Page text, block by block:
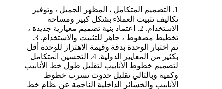
1. التصميم المتكامل ، المظهر الجميل ، وتوفير
تكاليف تثبيت العملاء بشكل كبير ومساحة
الاستخدام. 2. اعتماد بنية تصميم معيارية جديدة ،
تخطيط مضغوط ، جاهز للتثبيت والاستخدام. 3.
تم اختبار الوحدة بدقة وقيمة الاهتزاز للوحدة أقل
بكثير من المعايير الدولية. 4. التحسين المتكامل
لتصميم خطوط الأنابيب لتقليل طول خط الأنابيب
وكمية وبالتالي تقليل حدوث تسرب خطوط
الأنابيب والخسائر الداخلية الناجمة عن نظام خط